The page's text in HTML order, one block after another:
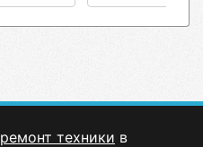
ремонт техники в